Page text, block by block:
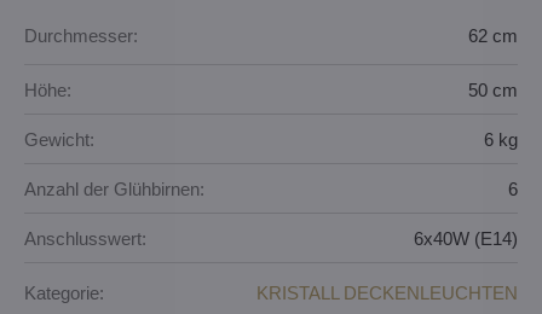
Durchmesser: 62 cm
Höhe: 50 cm
Gewicht: 6 kg
Anzahl der Glühbirnen: 6
Anschlusswert: 6x40W (E14)
Kategorie: KRISTALL DECKENLEUCHTEN